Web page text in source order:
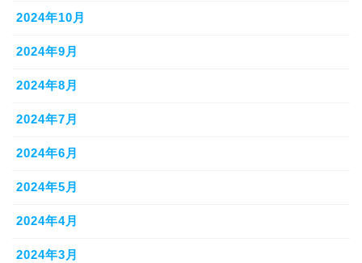
2024年10月
2024年9月
2024年8月
2024年7月
2024年6月
2024年5月
2024年4月
2024年3月